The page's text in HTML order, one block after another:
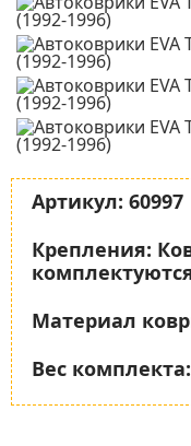
Артикул: 60997
Крепления:
Материал
Вес комплекта: